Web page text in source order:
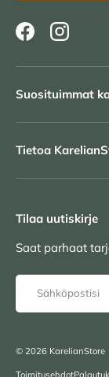
FacebookInstagram
Suosituimmat
Tietoa
Tilaa uutiskirje
Saat parhaat
Sähköposti
© 2026 KarelianStore
Toimitusehdot